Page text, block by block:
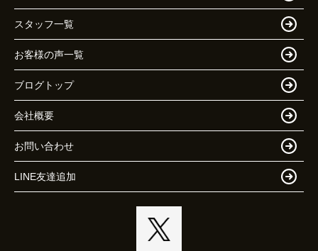
スタッフ一覧
お客様の声一覧
ブログトップ
会社概要
お問い合わせ
LINE友達追加